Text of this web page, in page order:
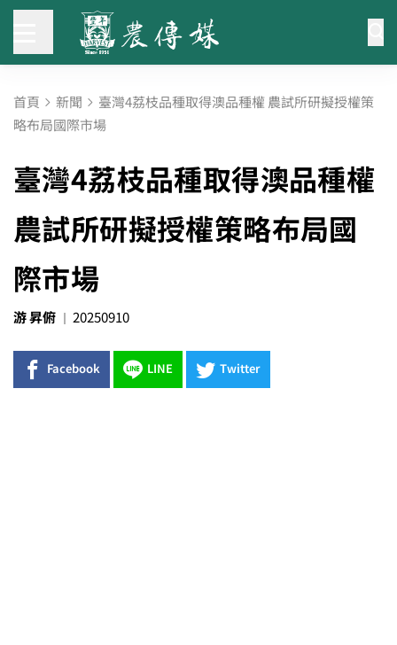
首頁 新聞 臺灣4荔枝品種取得澳品種權 農試所研擬授權策
略布局國際市場
臺灣4荔枝品種取得澳品種權
農試所研擬授權策略布局國
際市場
游 昇俯 20250910
Facebook LINE Twitter